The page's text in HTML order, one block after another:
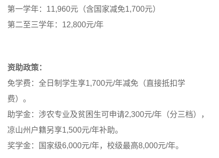
第一学年：11,960元（含国家减免1,700元）
第二至三学年：12,800元/年
资助政策：
免学费：全日制学生享1,700元/年减免（直接抵扣学
费）。
助学金：涉农专业及贫困生可申请2,300元/年（分三档），
凉山州户籍另享1,500元/年补助。
奖学金：国家级6,000元/年，校级最高8,000元/年。